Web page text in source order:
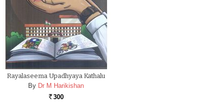
Rayalaseema Upadhyaya Kathalu
By Dr M Harikishan
Rs. 300